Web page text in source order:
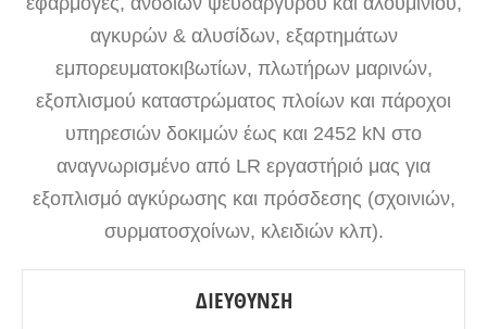
αγκυρών & αλυσίδων, εξαρτημάτων
εμπορευματοκιβωτίων, πλωτήρων μαρινών,
εξοπλισμού καταστρώματος πλοίων και πάροχοι
υπηρεσιών δοκιμών έως και 2452 kN στο
αναγνωρισμένο από LR εργαστήριό μας για
εξοπλισμό αγκύρωσης και πρόσδεσης (σχοινιών,
συρματοσχοίνων, κλειδιών κλπ).
ΔΙΕΎΘΥΝΣΗ